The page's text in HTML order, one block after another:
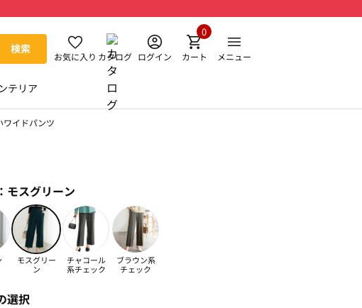
検索
お気に入り カタログ ログイン カート
0
メニュー
テリア
ワイドパンツ
モスグリーン
モスグリー
ン
チャコール
系チェック
ブラウン系
チェック
選択